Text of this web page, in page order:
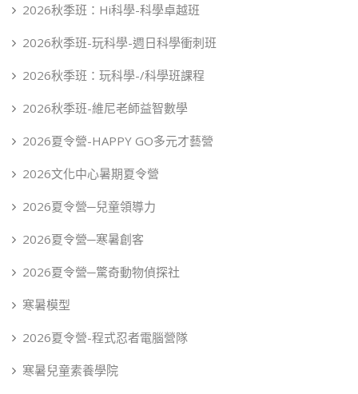
2026秋季班：Hi科學-科學卓越班
2026秋季班-玩科學-週日科學衝刺班
2026秋季班：玩科學-/科學班課程
2026秋季班-維尼老師益智數學
2026夏令營-HAPPY GO多元才藝營
2026文化中心暑期夏令營
2026夏令營─兒童領導力
2026夏令營─寒暑創客
2026夏令營─驚奇動物偵探社
寒暑模型
2026夏令營-程式忍者電腦營隊
寒暑兒童素養學院